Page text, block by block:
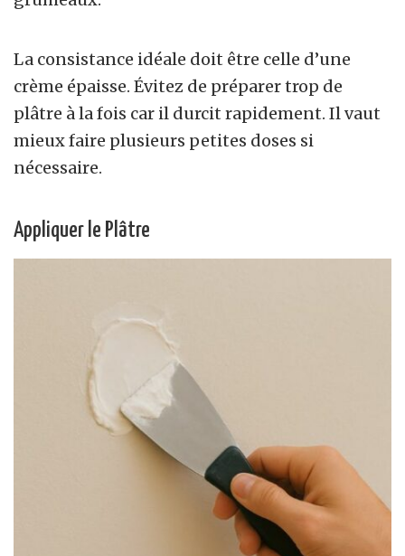
La consistance idéale doit être celle d’une
crème épaisse. Évitez de préparer trop de
plâtre à la fois car il durcit rapidement. Il vaut
mieux faire plusieurs petites doses si
nécessaire.
Appliquer le Plâtre